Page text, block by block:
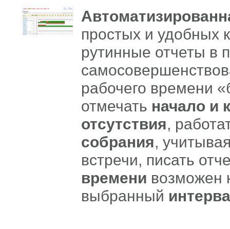
простых и
рутинные отчеты в
рабочего времени
отмечать начало и
отсутствия,
собрания,
встречи, писать
времени возможен
выбранный